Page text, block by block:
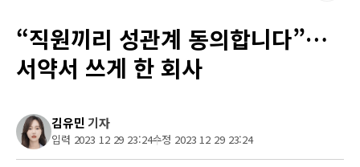
“직원끼리 성관계 동의합니다”…
서약서 쓰게 한 회사
김유민 기자
입력 2023 12 29 23:24수정 2023 12 29 23:24